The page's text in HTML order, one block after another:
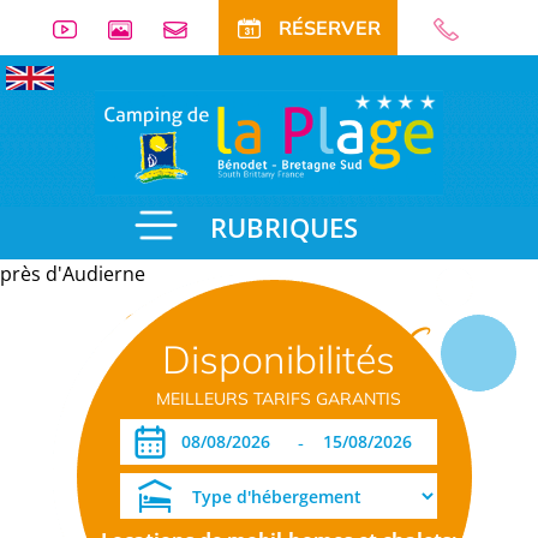
RÉSERVER
RUBRIQUES
Disponibilités
MEILLEURS TARIFS GARANTIS
-
près d'Audierne
Informations
pratiques